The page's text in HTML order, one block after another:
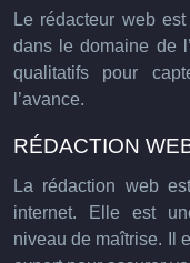
Le rédacteur web
dans le domaine de
qualitatifs pour
l’avance.
RÉDACTION
La rédaction web
internet. Elle est
niveau de maîtrise. Il